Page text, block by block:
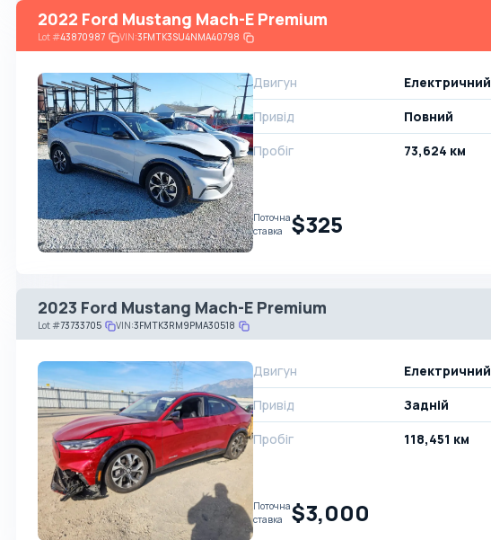
2022 Ford Mustang Mach-E Premium
Lot#43870987 VIN:3FMTK3SU4NMA40798
Двигун
Електричний
Привід
Повний
Пробіг
73,624 км
Поточна
ставка
$325
2023 Ford Mustang Mach-E Premium
Lot#73733705 VIN:3FMTK3RM9PMA30518
Двигун
Електричний
Привід
Задній
Пробіг
118,451 км
Поточна
ставка
$3,000